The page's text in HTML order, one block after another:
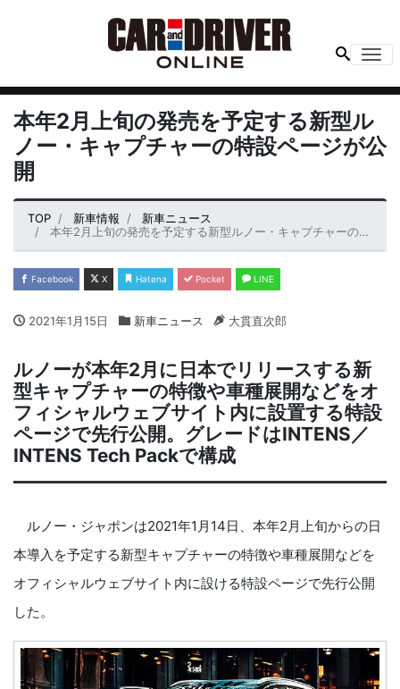
本年2月上旬の発売を予定する新型ル
ノー・キャプチャーの特設ページが公
開
TOP 新車情報
新車ニュース
本年2月上旬の発売を予定する新型ルノー・キャプチャーの特設ページが公開
Facebook X Hatena Pocket LINE
2021年1月15日 新車ニュース 大貫直次郎
ルノーが本年2月に日本でリリースする新
型キャプチャーの特徴や車種展開などをオ
フィシャルウェブサイト内に設置する特設
ページで先行公開。グレードはINTENS／
INTENS Tech Packで構成
ルノー・ジャポンは2021年1月14日、本年2月上旬からの日
本導入を予定する新型キャプチャーの特徴や車種展開などを
オフィシャルウェブサイト内に設ける特設ページで先行公開
した。